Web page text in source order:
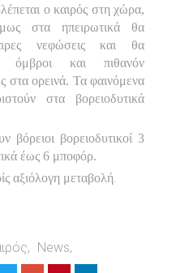
ο καιρός στη χώρα,
στα ηπειρωτικά θα
νεφώσεις και θα
όμβροι και πιθανόν
στα ορεινά. Τα φαινόμενα
στα βορειοδυτικά
βόρειοι βορειοδυτικοί 3
έως 6 μποφόρ.
αξιόλογη μεταβολή.
News,